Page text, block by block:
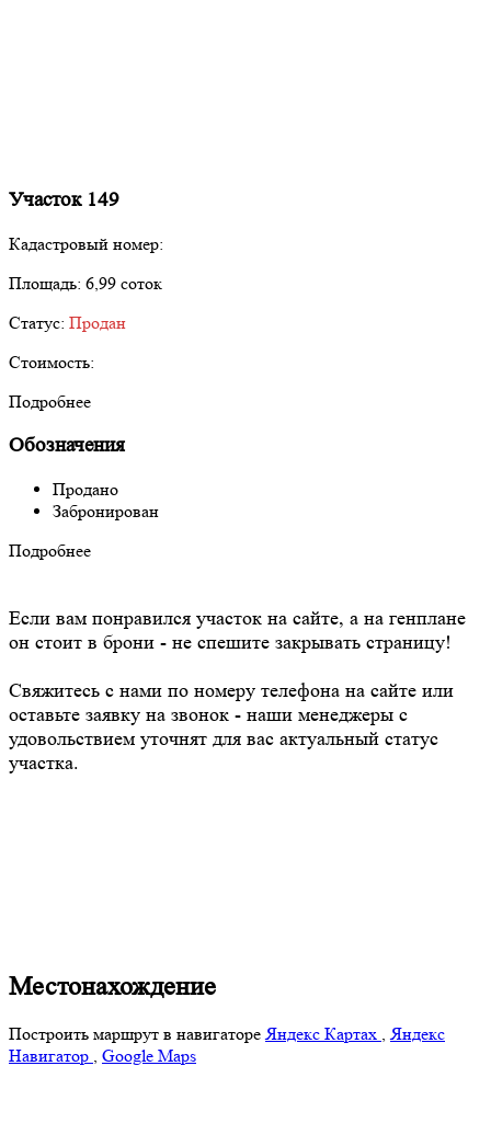
Участок 149
Кадастровый номер:
Площадь: 6,99 соток
Статус: Продан
Стоимость:
Подробнее
Обозначения
Продано
Забронирован
Подробнее
Если вам понравился участок на сайте, а на генплане
он стоит в брони - не спешите закрывать страницу!
Свяжитесь с нами по номеру телефона на сайте или
оставьте заявку на звонок - наши менеджеры с
удовольствием уточнят для вас актуальный статус
участка.
Местонахождение
Построить маршрут в навигатореЯндекс Картах ,Яндекс
Навигатор , Google Maps